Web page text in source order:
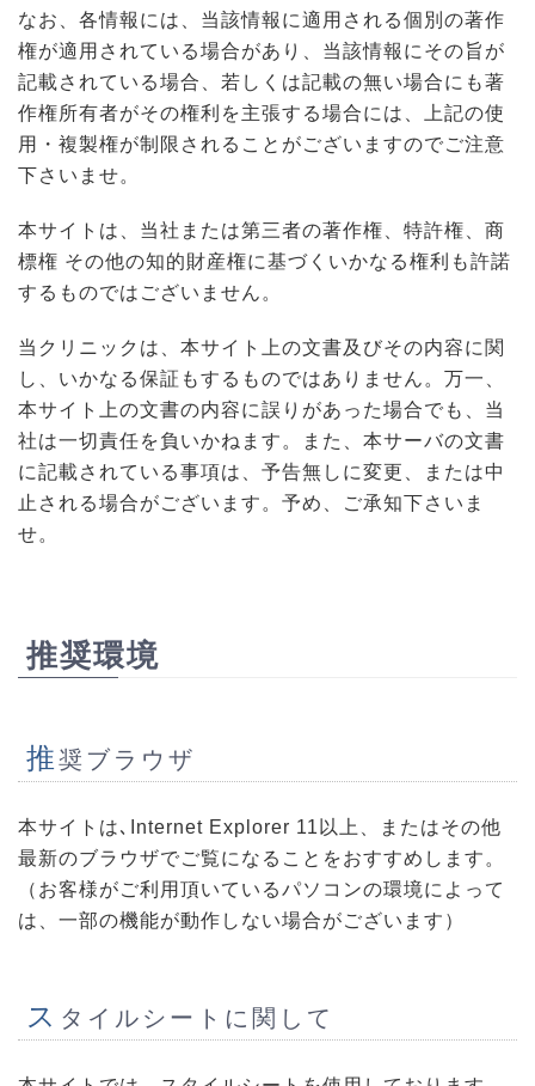
なお、各情報には、当該情報に適用される個別の著作
権が適用されている場合があり、当該情報にその旨が
記載されている場合、若しくは記載の無い場合にも著
作権所有者がその権利を主張する場合には、上記の使
用・複製権が制限されることがございますのでご注意
下さいませ。
本サイトは、当社または第三者の著作権、特許権、商
標権 その他の知的財産権に基づくいかなる権利も許諾
するものではございません。
当クリニックは、本サイト上の文書及びその内容に関
し、いかなる保証もするものではありません。万一、
本サイト上の文書の内容に誤りがあった場合でも、当
社は一切責任を負いかねます。また、本サーバの文書
に記載されている事項は、予告無しに変更、または中
止される場合がございます。予め、ご承知下さいま
せ。
推奨環境
推奨ブラウザ
本サイトは､Internet Explorer 11以上、またはその他
最新のブラウザでご覧になることをおすすめします。
（お客様がご利用頂いているパソコンの環境によって
は、一部の機能が動作しない場合がございます）
ス タイルシートに関して